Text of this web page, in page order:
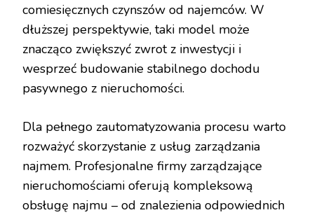
comiesięcznych czynszów od najemców. W
dłuższej perspektywie, taki model może
znacząco zwiększyć zwrot z inwestycji i
wesprzeć budowanie stabilnego dochodu
pasywnego z nieruchomości.
Dla pełnego zautomatyzowania procesu warto
rozważyć skorzystanie z usług zarządzania
najmem. Profesjonalne firmy zarządzające
nieruchomościami oferują kompleksową
obsługę najmu – od znalezienia odpowiednich